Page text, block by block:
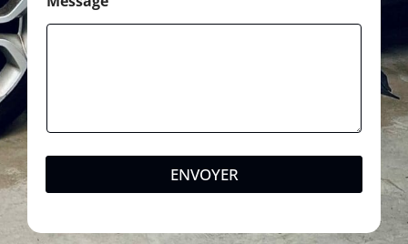
ENVOYER